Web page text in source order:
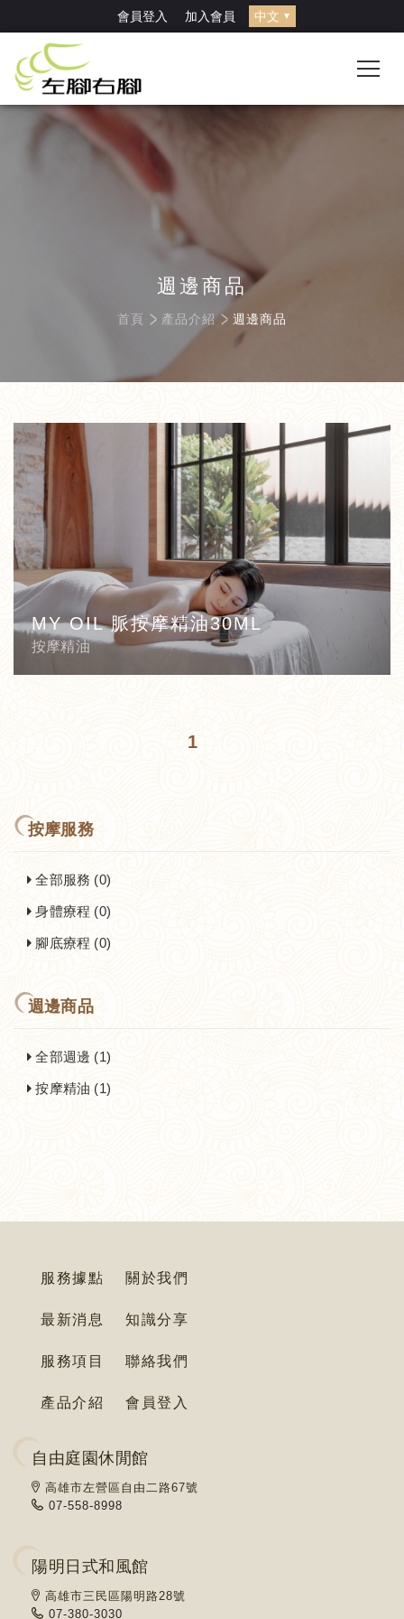
<!-- Google Tag Manager (noscript) --> <noscript><iframe
src="https://www.googletagmanager.com/ns.html?id=GTM-
T4B8KWC4" height="0" width="0"
style="display:none;visibility:hidden"></iframe></noscript> <!-- End
Google Tag Manager (noscript) -->
會員登入 加入會員
週邊商品
首頁 產品介紹 週邊商品
MY OIL 脈按摩精油30ML
按摩精油
1
按摩服務
全部服務 (0)
身體療程 (0)
腳底療程 (0)
週邊商品
全部週邊 (1)
按摩精油 (1)
服務據點
最新消息
服務項目
產品介紹
關於我們
知識分享
聯絡我們
會員登入
自由庭園休閒館
高雄市左營區自由二路67號
07-558-8998
陽明日式和風館
高雄市三民區陽明路28號
07-380-3030